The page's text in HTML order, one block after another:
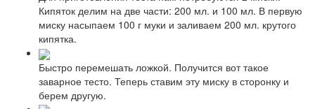
Кипяток делим на две части: 200 мл. и 100 мл. В первую
миску насыпаем 100 г муки и заливаем 200 мл. крутого
кипятка.
Быстро перемешать ложкой. Получится вот такое
заварное тесто. Теперь ставим эту миску в сторонку и
берем другую.